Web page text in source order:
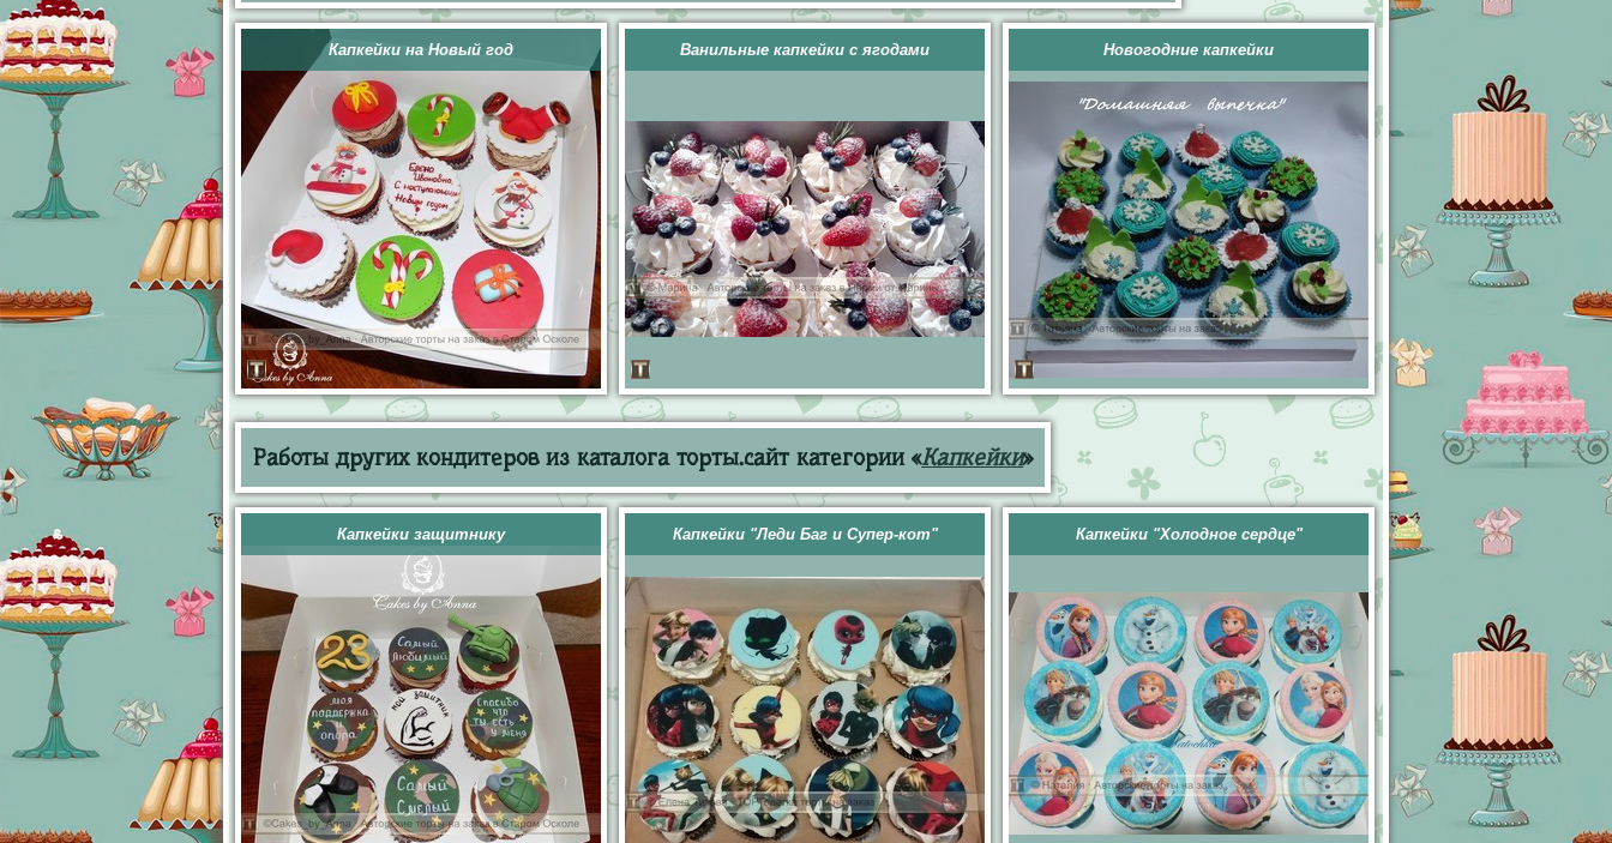
Капкейки на Новый год Ванильные капкейки с ягодами Новогодние капкейки
Работы других кондитеров из каталога торты.сайт категории «Капкейки»
Капкейки защитнику Капкейки "Леди Баг и Супер-кот" Капкейки "Холодное сердце"